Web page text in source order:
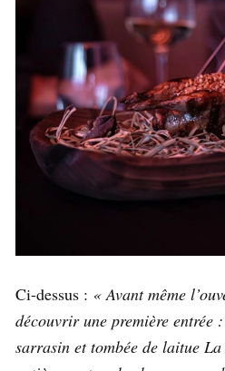
Ci-dessus : « Avant même
découvrir une première entrée
sarrasin et tombée de laitue